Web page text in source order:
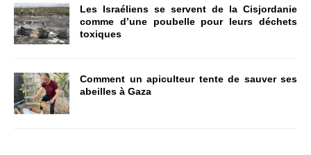
Les Israéliens se servent de la Cisjordanie
comme d’une poubelle pour leurs déchets
toxiques
Comment un apiculteur tente de sauver ses
abeilles à Gaza